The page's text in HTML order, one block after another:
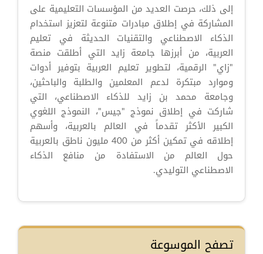
إلى ذلك، حرصت العديد من المؤسسات التعليمية على
المشاركة في إطلاق مبادرات متنوعة لتعزيز استخدام
الذكاء الاصطناعي والتقنيات الحديثة في تعليم
العربية، من أبرزها جامعة زايد التي أطلقت منصة
"زاي" الرقمية، لتطوير تعليم العربية بتوفير أدوات
وموارد مبتكرة لدعم المعلمين والطلبة والباحثين،
وجامعة محمد بن زايد للذكاء الاصطناعي، التي
شاركت في إطلاق نموذج "جيس"، النموذج اللغوي
الكبير الأكثر تقدماً في العالم بالعربية، وأسهم
إطلاقه في تمكين أكثر من 400 مليون ناطق بالعربية
حول العالم من الاستفادة من منافع الذكاء
الاصطناعي التوليدي.
تصفح الموسوعة